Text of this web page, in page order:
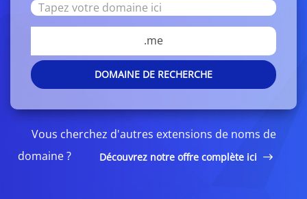
.me
DOMAINE DE RECHERCHE
Vous cherchez d'autres extensions de noms de
domaine ?
Découvrez notre offre complète ici